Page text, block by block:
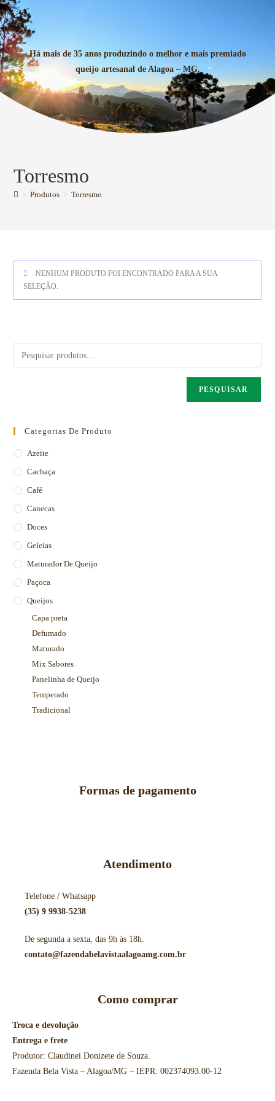
Há mais de 35 anos produzindo o melhor e mais premiado
queijo artesanal de Alagoa – MG.
Torresmo
> Produtos > Torresmo
NENHUM PRODUTO FOI ENCONTRADO PARA A SUA
SELEÇÃO.
PESQUISAR
Categorias De Produto
Azeite
Cachaça
Café
Canecas
Doces
Geleias
Maturador De Queijo
Paçoca
Queijos
Capa preta
Defumado
Maturado
Mix Sabores
Panelinha de Queijo
Temperado
Tradicional
Formas de pagamento
Atendimento
Telefone / Whatsapp
(35) 9 9938-5238
De segunda a sexta, das 9h às 18h.
contato@fazendabelavistaalagoamg.com.br
Como comprar
Troca e devolução
Entrega e frete
Produtor: Claudinei Donizete de Souza.
Fazenda Bela Vista – Alagoa/MG – IEPR: 002374093.00-12